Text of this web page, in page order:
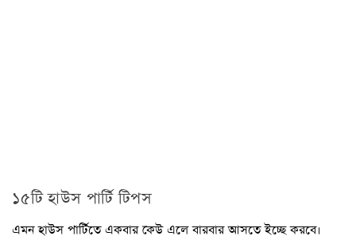
১৫টি হাউস পার্টি টিপস
এমন হাউস পার্টিতে একবার কেউ এলে বারবার আসতে ইচ্ছে করবে।